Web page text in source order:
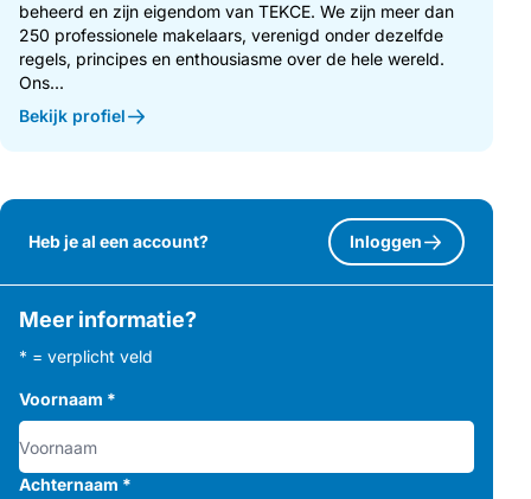
beheerd en zijn eigendom van TEKCE. We zijn meer dan
250 professionele makelaars, verenigd onder dezelfde
regels, principes en enthousiasme over de hele wereld.
Ons...
Bekijk profiel
Heb je al een account? Inloggen
Meer informatie?
* = verplicht veld
Voornaam *
Achternaam *